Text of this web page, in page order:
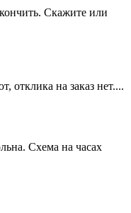
Скажите или
отклика на заказ нет....
Схема на часах